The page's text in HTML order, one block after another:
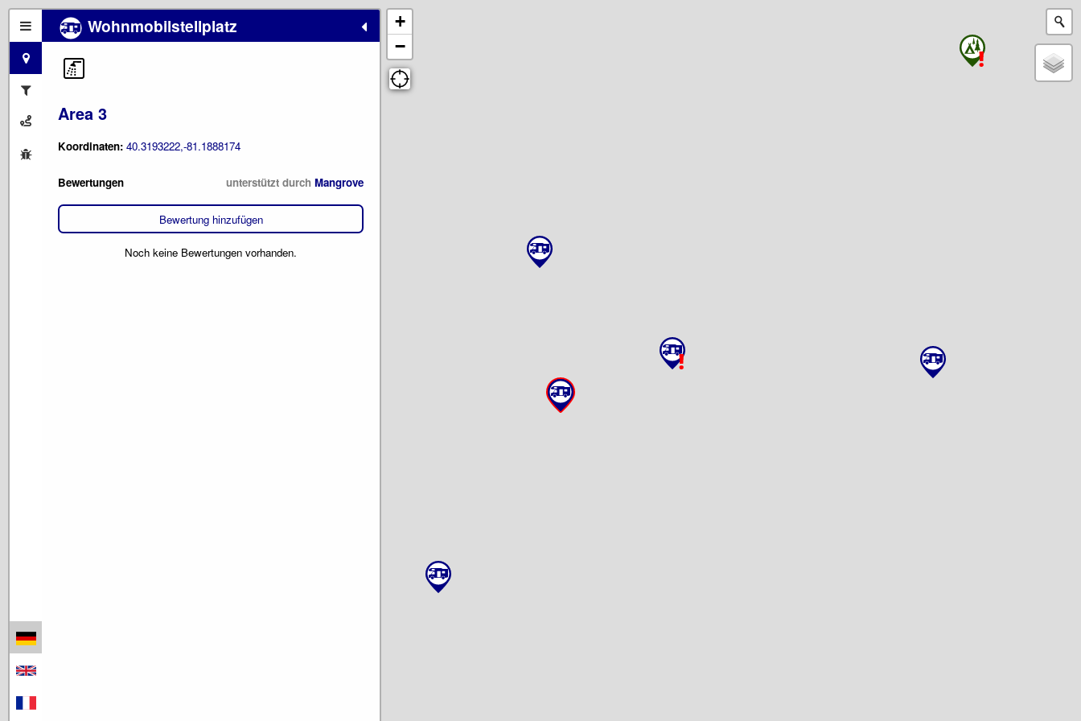
Wohnmobilstellplatz
Area 3
Koordinaten: 40.3193222,-81.1888174
Bewertungen unterstützt durch Mangrove
Bewertung hinzufügen
Noch keine Bewertungen vorhanden.
+
−